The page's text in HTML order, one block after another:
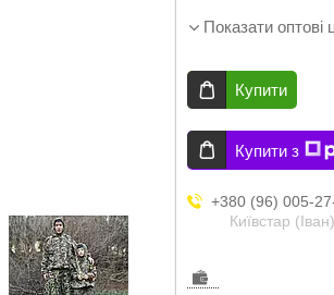
Показати оптові
Купити
Купити з
+380 (96) 005-
Київстар (Іван)